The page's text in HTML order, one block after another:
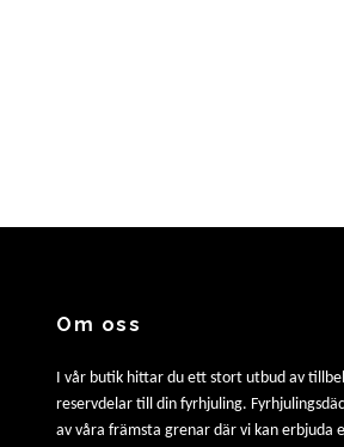
Om oss
I vår butik hittar du ett stort utbud av
reservdelar till din fyrhjuling.
av våra främsta grenar där vi kan erbjuda